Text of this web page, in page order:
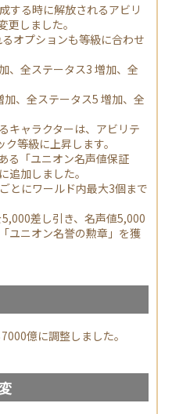
する時に解放されるアビリ
更しました。
オプションも等級に合わせ
全ステータス3 増加、全
、全ステータス5 増加、全
ャラクターは、アビリテ
等級に上昇します。
る「ユニオン名声値保証
追加しました。
とにワールド内最大3個まで
差し引き、名声値5,000
ユニオン名誉の勲章」を獲
億に調整しました。